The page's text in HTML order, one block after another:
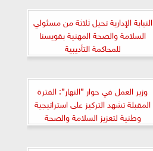
النيابة الإدارية تحيل ثلاثة من مسئولي
السلامة والصحة المهنية بقويسنا
للمحاكمة التأديبية
وزير العمل في حوار ”النهار”: الفترة
المقبلة تشهد التركيز على استراتيجية
وطنية لتعزيز السلامة والصحة
المهنية في مواقع العمل